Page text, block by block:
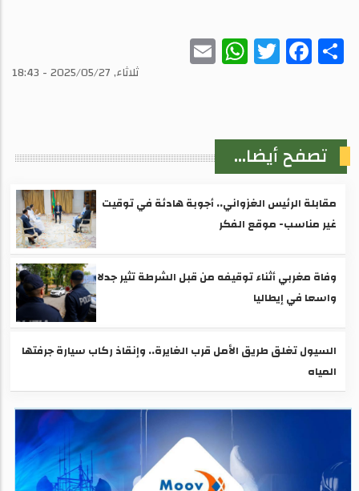
Share
Facebook
Twitter
WhatsAppثلاثاء, 2025/05/27 - 18:43
تصفح أيضا...
مقابلة الرئيس الغزواني.. أجوبة هادئة في توقيت
غير مناسب- موقع الفكر
وفاة مغربي أثناء توقيفه من قبل الشرطة تثير جدلا
واسعا في إيطاليا
السيول تغلق طريق الأمل قرب الغايرة.. وإنقاذ ركاب سيارة جرفتها
المياه